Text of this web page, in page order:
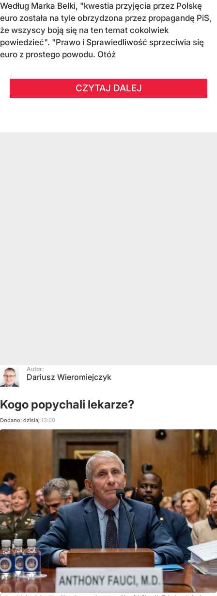
Według Marka Belki, "kwestia przyjęcia przez Polskę
euro została na tyle obrzydzona przez propagandę PiS,
że wszyscy boją się na ten temat cokolwiek
powiedzieć". "Prawo i Sprawiedliwość sprzeciwia się
euro z prostego powodu. Otóż
CZYTAJ DALEJ
Autor:
Dariusz Wieromiejczyk
Kogo popychali lekarze?
Dodano: dzisiaj 13:00